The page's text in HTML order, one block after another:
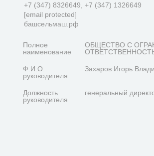
+7 (347) 8326649, +7 (347) 1326649
[email protected]
башсельмаш.рф
Полное
наименование
ОБЩЕСТВО С
Ф.И.О.
руководителя
Захаров Игорь
Должность
руководителя
генеральный